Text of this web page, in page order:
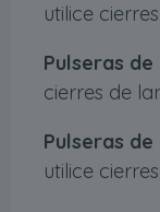
utilice
Pulseras
cierres de
Pulseras
utilice